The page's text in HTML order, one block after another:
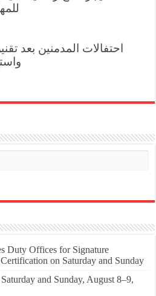
احتفالات المدمنين بعد
Duty Offices for Signature
on Saturday and Sunday
and Sunday, August 8–9,